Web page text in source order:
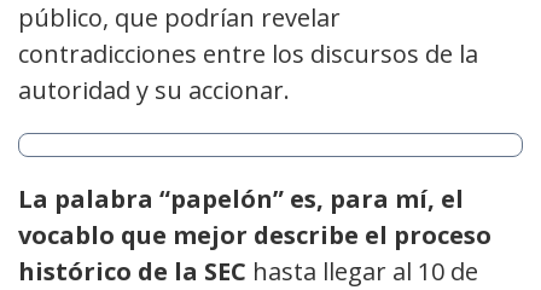
público, que podrían revelar
contradicciones entre los discursos de la
autoridad y su accionar.
La palabra “papelón” es, para mí, el
vocablo que mejor describe el proceso
histórico de la SEC hasta llegar al 10 de